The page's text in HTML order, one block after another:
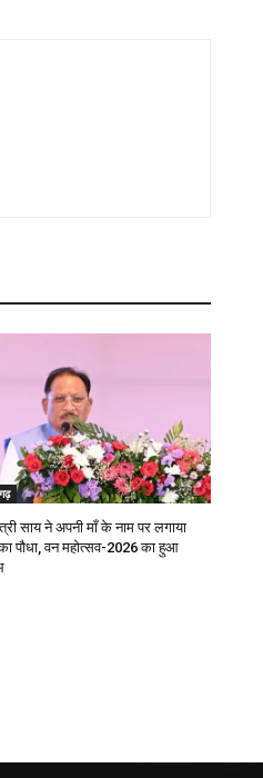
साय ने अपनी माँ के नाम पर लगाया
पौधा, वन महोत्सव-2026 का हुआ